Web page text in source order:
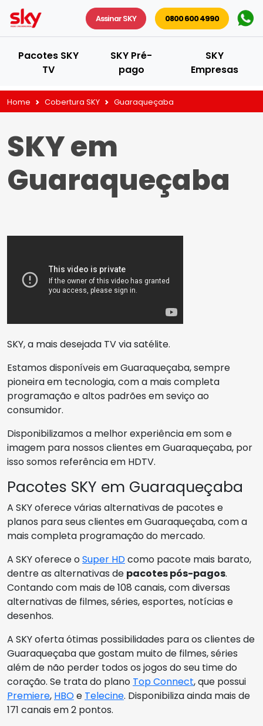
Assinar SKY 0800 600 4990
Pacotes SKY
TV
SKY Pré-
pago
SKY
Empresas
Home Cobertura SKY Guaraqueçaba
SKY em
Guaraqueçaba
SKY, a mais desejada TV via satélite.
Estamos disponíveis em Guaraqueçaba, sempre
pioneira em tecnologia, com a mais completa
programação e altos padrões em seviço ao
consumidor.
Disponibilizamos a melhor experiência em som e
imagem para nossos clientes em Guaraqueçaba, por
isso somos referência em HDTV.
Pacotes SKY em Guaraqueçaba
A SKY oferece várias alternativas de pacotes e
planos para seus clientes em Guaraqueçaba, com a
mais completa programação do mercado.
A SKY oferece oSuper HDcomo pacote mais barato,
dentre as alternativas de pacotes pós-pagos.
Contando com mais de 108 canais, com diversas
alternativas de filmes, séries, esportes, notícias e
desenhos.
A SKY oferta ótimas possibilidades para os clientes de
Guaraqueçaba que gostam muito de filmes, séries
além de não perder todos os jogos do seu time do
coração. Se trata do plano Top Connect, que possui
Premiere, HBOe Telecine. Disponibiliza ainda mais de
171 canais em 2 pontos.